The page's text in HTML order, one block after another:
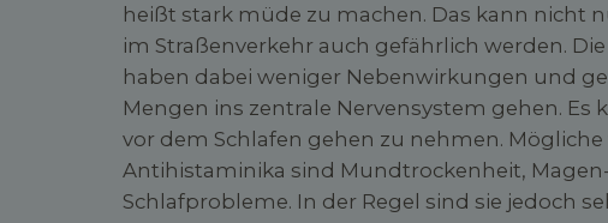
heißt stark müde zu machen. Das kann nicht
im Straßenverkehr auch gefährlich werden.
haben dabei weniger Nebenwirkungen und
Mengen ins zentrale Nervensystem gehen.
vor dem Schlafen gehen zu nehmen.
Antihistaminika sind Mundtrockenheit,
Schlafprobleme. In der Regel sind sie jedoch